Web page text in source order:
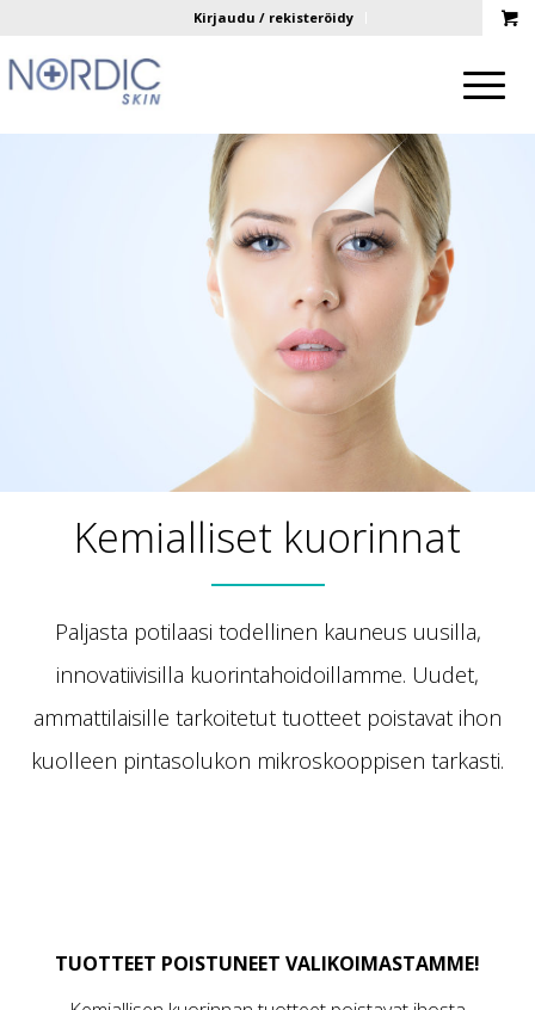
Kirjaudu / rekisteröidy
Kemialliset kuorinnat
Paljasta potilaasi todellinen kauneus uusilla,
innovatiivisilla kuorintahoidoillamme. Uudet,
ammattilaisille tarkoitetut tuotteet poistavat ihon
kuolleen pintasolukon mikroskooppisen tarkasti.
TUOTTEET POISTUNEET VALIKOIMASTAMME!